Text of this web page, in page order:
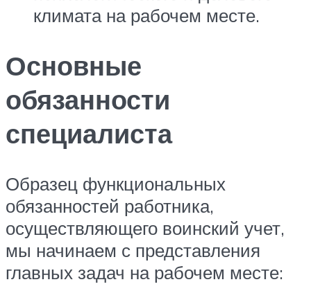
климата на рабочем месте.
Основные
обязанности
специалиста
Образец функциональных
обязанностей работника,
осуществляющего воинский учет,
мы начинаем с представления
главных задач на рабочем месте: